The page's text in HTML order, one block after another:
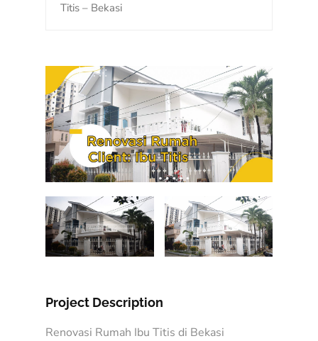
Titis – Bekasi
Project Description
Renovasi Rumah Ibu Titis di Bekasi